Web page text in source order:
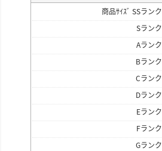
商品ｻｲｽﾞ SSランク
Sランク
Aランク
Bランク
Cランク
Dランク
Eランク
Fランク
Gランク